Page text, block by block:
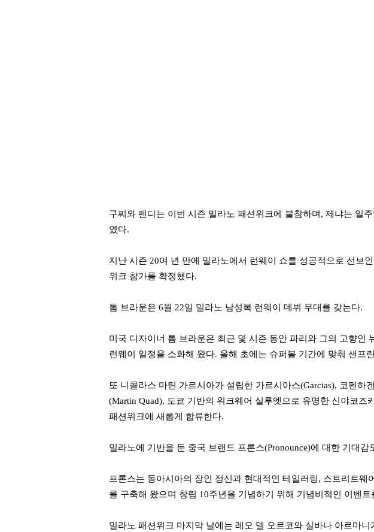
구찌와 펜디는 이번 시즌 밀라노 패션위크에 불참하며, 제냐는 일
였다.
지난 시즌 20여 년 만에 밀라노에서 런웨이 쇼를 성공적으로 선보
위크 참가를 확정했다.
톰 브라운은 6월 22일 밀라노 남성복 런웨이 데뷔 무대를 갖는다.
미국 디자이너 톰 브라운은 최근 몇 시즌 동안 파리와 그의 고향인
런웨이 일정을 소화해 왔다. 올해 초에는 슈퍼볼 기간에 맞춰 샌프
또 니콜라스 마틴 가르시아가 설립한 가르시아스(Garcias), 코펜하
(Martin Quad), 도쿄 기반의 워크웨어 실루엣으로 유명한 신야코즈
패션위크에 새롭게 합류한다.
밀라노에 기반을 둔 중국 브랜드 프론스(Pronounce)에 대한 기대감
프론스는 동아시아의 장인 정신과 현대적인 테일러링, 스트리트웨
를 구축해 왔으며 창립 10주년을 기념하기 위해 기념비적인 이벤트
밀라노 패션위크 마지막 날에는 레오 델 오르코와 실바나 아르마